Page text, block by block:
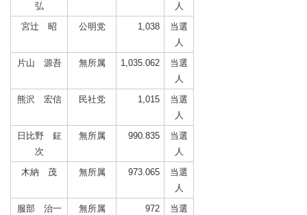
弘
人
宮辻 昭
公明党 1,038
当選
人
片山 源吾
無所属 1,035.062
当選
人
熊沢 宏信
民社党 1,015
当選
人
日比野 鉦
次
無所属 990.835
当選
人
木納 茂
無所属 973.065
当選
人
服部 治一
無所属 972
当選